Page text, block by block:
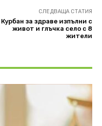
СЛЕДВАЩА СТАТИЯ
Курбан за здраве изпълни с
живот и глъчка село с 8
жители